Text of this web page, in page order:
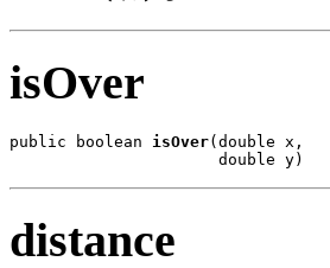
isOver
public boolean isOver(double x,
                      double y)
distance